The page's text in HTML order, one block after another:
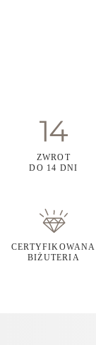
ZWROT
DO 14 DNI
CERTYFIKOWANA
BIŻUTERIA